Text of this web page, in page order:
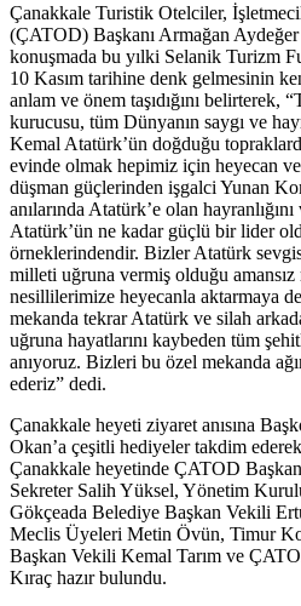
Çanakkale Turistik Otelciler,
(ÇATOD) Başkanı Armağan Aydeğer
konuşmada bu yılki Selanik Turizm
10 Kasım tarihine denk gelmesinin
anlam ve önem taşıdığını belirterek,
kurucusu, tüm Dünyanın saygı ve
Kemal Atatürk’ün doğduğu
evinde olmak hepimiz için heyecan
düşman güçlerinden işgalci Yunan
anılarında Atatürk’e olan hayranlığını
Atatürk’ün ne kadar güçlü bir lider
örneklerindendir. Bizler Atatürk
milleti uğruna vermiş olduğu
nesillilerimize heyecanla aktarmaya
mekanda tekrar Atatürk ve silah
uğruna hayatlarını kaybeden tüm
anıyoruz. Bizleri bu özel mekanda
ederiz” dedi.
Çanakkale heyeti ziyaret anısına
Okan’a çeşitli hediyeler takdim
Çanakkale heyetinde ÇATOD
Sekreter Salih Yüksel, Yönetim
Gökçeada Belediye Başkan Vekili
Meclis Üyeleri Metin Övün, Timur
Başkan Vekili Kemal Tarım ve
Kıraç hazır bulundu.